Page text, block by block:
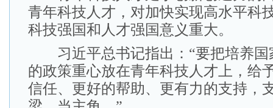
青年科技人才，对加快实现高水平科
科技强国和人才强国意义重大。
习近平总书记指出：“要把培养国
的政策重心放在青年科技人才上，给
信任、更好的帮助、更有力的支持，